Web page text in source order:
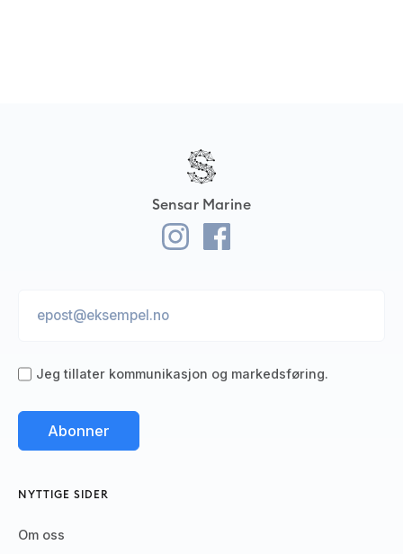
Sensar Marine
Jeg tillater kommunikasjon og markedsføring.
NYTTIGE SIDER
Om oss